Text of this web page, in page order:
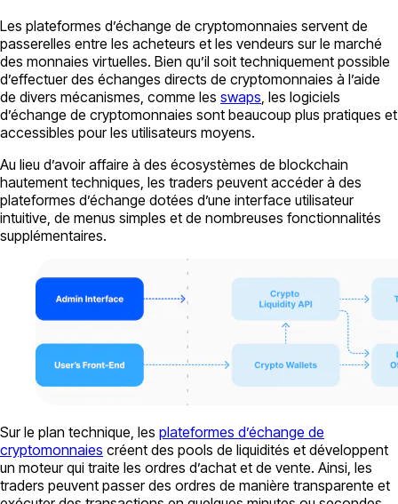
Les plateformes d’échange de cryptomonnaies servent de
passerelles entre les acheteurs et les vendeurs sur le marché
des monnaies virtuelles. Bien qu’il soit techniquement possible
d’effectuer des échanges directs de cryptomonnaies à l’aide
de divers mécanismes, comme les swaps , les logiciels
d’échange de cryptomonnaies sont beaucoup plus pratiques et
accessibles pour les utilisateurs moyens.
Au lieu d’avoir affaire à des écosystèmes de blockchain
hautement techniques, les traders peuvent accéder à des
plateformes d’échange dotées d’une interface utilisateur
intuitive, de menus simples et de nombreuses fonctionnalités
supplémentaires.
Sur le plan technique, les plateformes d’échange de
cryptomonnaies créent des pools de liquidités et développent
un moteur qui traite les ordres d’achat et de vente. Ainsi, les
traders peuvent passer des ordres de manière transparente et